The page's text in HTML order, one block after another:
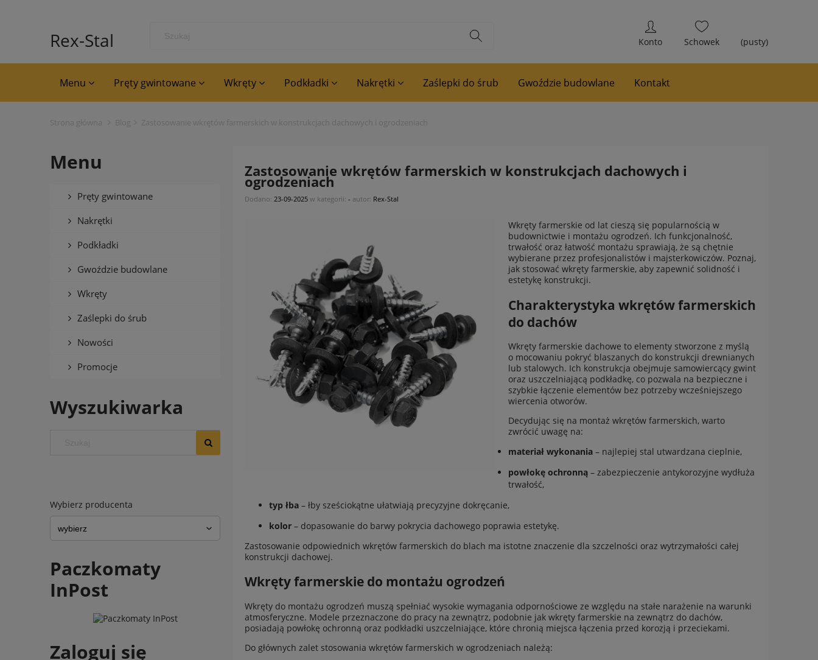
Rex-Stal (pusty)
Menu Pręty gwintowane Wkręty Podkładki Nakrętki Zaślepki do śrub Gwoździe budowlane Kontakt
Strona główna Blog Zastosowanie wkrętów farmerskich w konstrukcjach dachowych i ogrodzeniach
Menu
Pręty gwintowane
Nakrętki
Podkładki
Gwoździe budowlane
Wkręty
Zaślepki do śrub
Nowości
Promocje
Wyszukiwarka
Wybierz producenta
Paczkomaty
InPost
Zaloguj się
Zastosowanie wkrętów farmerskich w konstrukcjach dachowych i
ogrodzeniach
Dodano: 23-09-2025 w kategorii: - autor: Rex-Stal
Wkręty farmerskie od lat cieszą się popularnością w
budownictwie i montażu ogrodzeń. Ich funkcjonalność,
trwałość oraz łatwość montażu sprawiają, że są chętnie
wybierane przez profesjonalistów i majsterkowiczów. Poznaj,
jak stosować wkręty farmerskie, aby zapewnić solidność i
estetykę konstrukcji.
Charakterystyka wkrętów farmerskich
do dachów
Wkręty farmerskie dachowe to elementy stworzone z myślą
o mocowaniu pokryć blaszanych do konstrukcji drewnianych
lub stalowych. Ich konstrukcja obejmuje samowiercący gwint
oraz uszczelniającą podkładkę, co pozwala na bezpieczne i
szybkie łączenie elementów bez potrzeby wcześniejszego
wiercenia otworów.
Decydując się na montaż wkrętów farmerskich, warto
zwrócić uwagę na:
materiał wykonania– najlepiej stal utwardzana cieplnie,
powłokę ochronną – zabezpieczenie antykorozyjne wydłuża
trwałość,
typ łba – łby sześciokątne ułatwiają precyzyjne dokręcanie,
kolor – dopasowanie do barwy pokrycia dachowego poprawia estetykę.
Zastosowanie odpowiednich wkrętów farmerskich do blach ma istotne znaczenie dla szczelności oraz wytrzymałości całej
konstrukcji dachowej.
Wkręty farmerskie do montażu ogrodzeń
Wkręty do montażu ogrodzeń muszą spełniać wysokie wymagania odpornościowe ze względu na stałe narażenie na warunki
atmosferyczne. Modele przeznaczone do pracy na zewnątrz, podobnie jak wkręty farmerskie na zewnątrz do dachów,
posiadają powłokę ochronną oraz podkładki uszczelniające, które chronią miejsca łączenia przed korozją i przeciekami.
Do głównych zalet stosowania wkrętów farmerskich w ogrodzeniach należą: